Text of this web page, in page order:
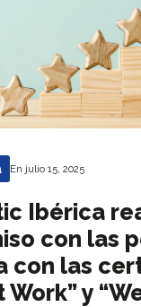
En julio 15, 2025
Ibérica
con las
con las
Work” y